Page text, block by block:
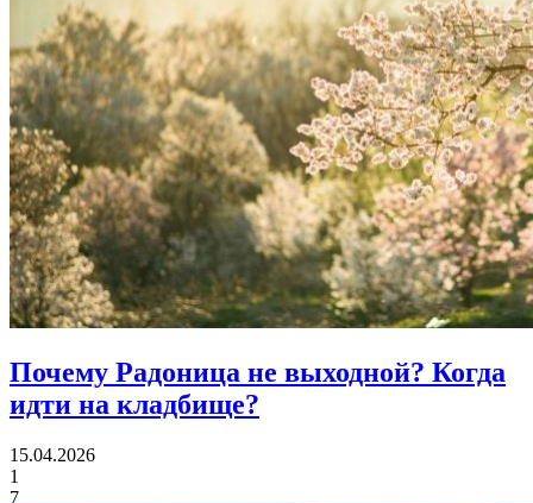
Почему Радоница не выходной? Когда
идти на кладбище?
15.04.2026
1
7